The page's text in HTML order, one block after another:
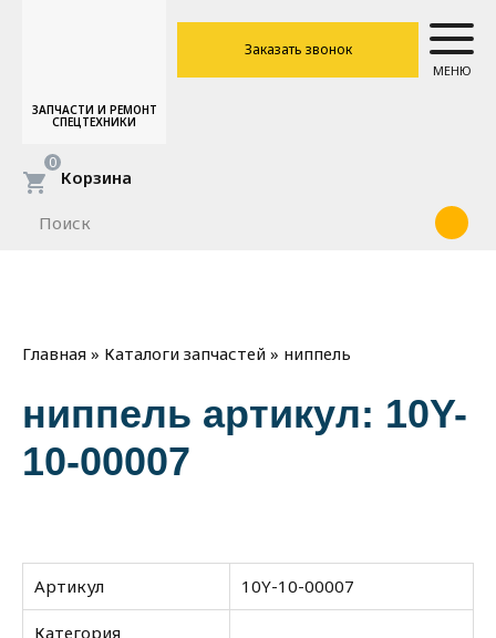
ЗАПЧАСТИ И РЕМОНТ
СПЕЦТЕХНИКИ
Заказать звонок
МЕНЮ
Корзина
0
Главная » Каталоги запчастей » ниппель
ниппель артикул: 10Y-
10-00007
Артикул 10Y-10-00007
Категория